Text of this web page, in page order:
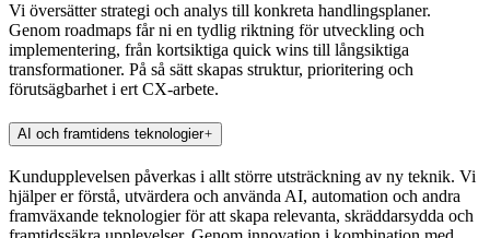
Vi översätter strategi och analys till konkreta handlingsplaner.
Genom roadmaps får ni en tydlig riktning för utveckling och
implementering, från kortsiktiga quick wins till långsiktiga
transformationer. På så sätt skapas struktur, prioritering och
förutsägbarhet i ert CX-arbete.
AI och framtidens teknologier
Kundupplevelsen påverkas i allt större utsträckning av ny teknik. Vi
hjälper er förstå, utvärdera och använda AI, automation och andra
framväxande teknologier för att skapa relevanta, skräddarsydda och